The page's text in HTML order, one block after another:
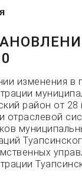
изменения в
район от
отраслевой